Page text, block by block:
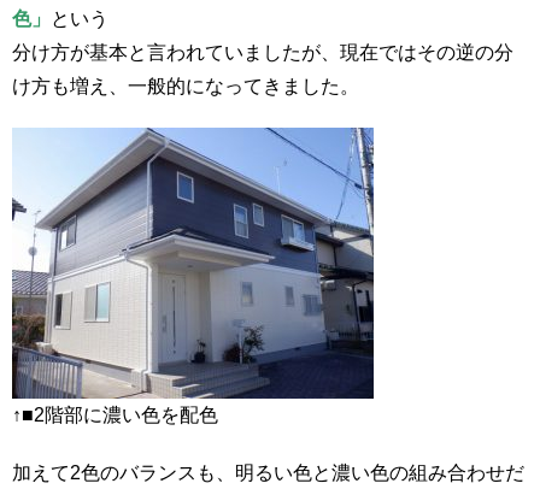
色」
という
分け方が基本と言われていましたが、現在ではその逆の分
け方も増え、一般的になってきました。
↑■2階部に濃い色を配色
加えて2色のバランスも、明るい色と濃い色の組み合わせだ